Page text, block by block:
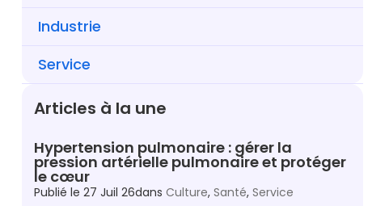
Industrie
Service
Articles à la une
Hypertension pulmonaire : gérer la
pression artérielle pulmonaire et protéger
le cœur
Publié le 27 Juil 26dans Culture, Santé, Service